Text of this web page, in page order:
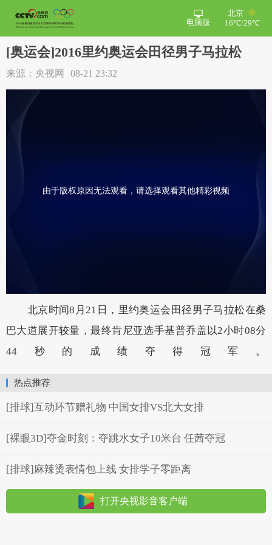
北京
16℃/29℃
电脑版
[奥运会]2016里约奥运会田径男子马拉松
来源：央视网 08-21 23:32
由于版权原因无法观看，请选择观看其他精彩视频
北京时间8月21日，里约奥运会田径男子马拉松在桑
巴大道展开较量，最终肯尼亚选手基普乔盖以2小时08分
44秒的成绩夺得冠军。
热点推荐
[排球]互动环节赠礼物 中国女排VS北大女排
[裸眼3D]夺金时刻：夺跳水女子10米台 任茜夺冠
[排球]麻辣烫表情包上线 女排学子零距离
打开央视影音客户端